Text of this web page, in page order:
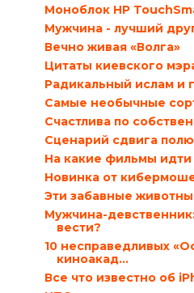
Моноблок HP
Мужчина - лучший
Вечно живая «Волга»
Цитаты киевского
Радикальный ислам и
Самые необычные
Счастлива по
Сценарий сдвига
На какие фильмы идти
Новинка от
Эти забавные
Мужчина-
вести?
10 несправедливых
киноакад...
Все что известно об